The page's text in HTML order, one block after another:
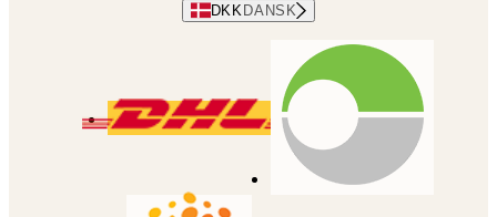
DKK DANSK